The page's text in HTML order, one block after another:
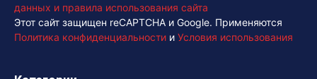
данных и правила использования сайта
Этот сайт защищен reCAPTCHA и Google. Применяются
Политика конфиденциальности и Условия использования